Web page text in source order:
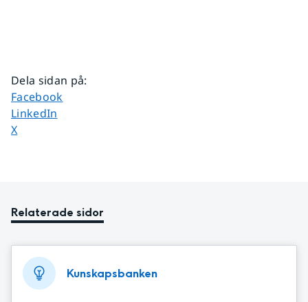
Dela sidan på:
Dela sidan på
Facebook
Dela sidan på
LinkedIn
Dela sidan på
X
Relaterade sidor
Kunskapsbanken